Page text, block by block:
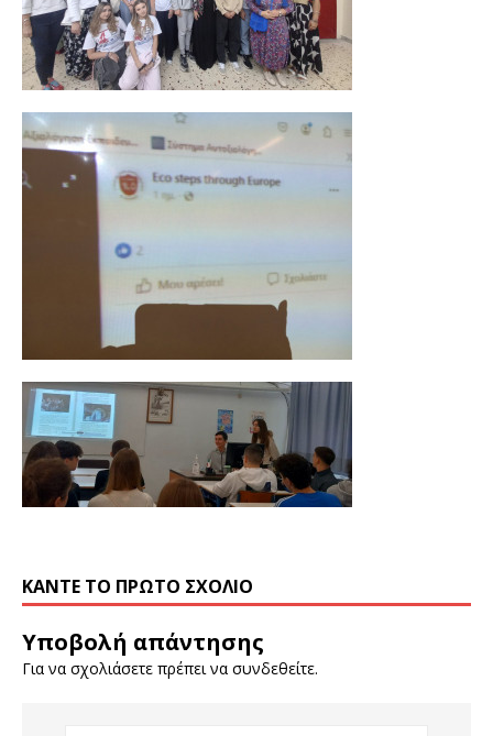
ΚΆΝΤΕ ΤΟ ΠΡΏΤΟ ΣΧΌΛΙΟ
Υποβολή απάντησης
Για να σχολιάσετε πρέπει να συνδεθείτε.